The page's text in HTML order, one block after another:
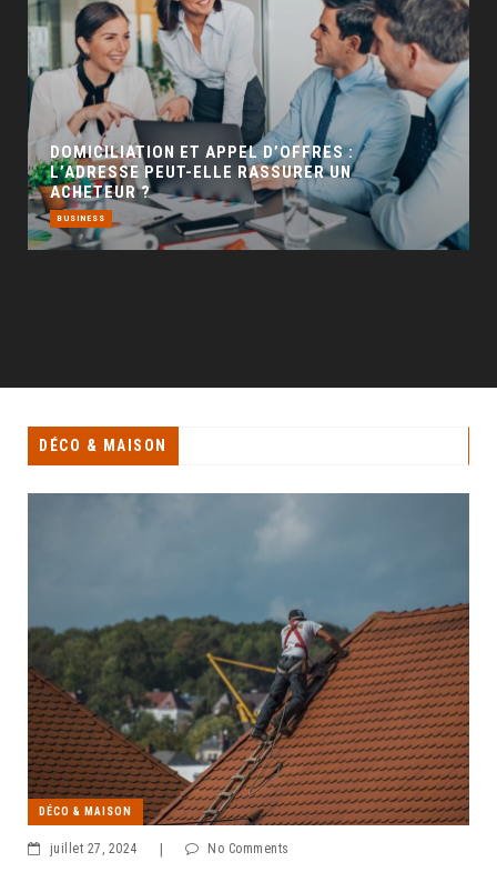
GÉO SEO : UN LEVIER INCONTOURNABLE POUR
LA VISIBILITÉ LOCALE
BUSINESS
DÉCO & MAISON
DÉCO & MAISON
juillet 27, 2024 No Comments